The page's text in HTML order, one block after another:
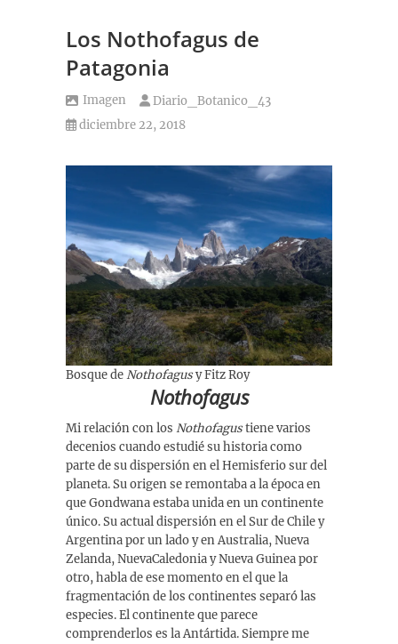
Los Nothofagus de
Patagonia
Imagen
Diario_Botanico_43
diciembre 22, 2018
Bosque deNothofagusy Fitz Roy
Nothofagus
Mi relación con los Nothofagustiene varios
decenios cuando estudié su historia como
parte de su dispersión en el Hemisferio sur del
planeta. Su origen se remontaba a la época en
que Gondwana estaba unida en un continente
único. Su actual dispersión en el Sur de Chile y
Argentina por un lado y en Australia, Nueva
Zelanda, NuevaCaledonia y Nueva Guinea por
otro, habla de ese momento en el que la
fragmentación de los continentes separó las
especies. El continente que parece
comprenderlos es la Antártida. Siempre me